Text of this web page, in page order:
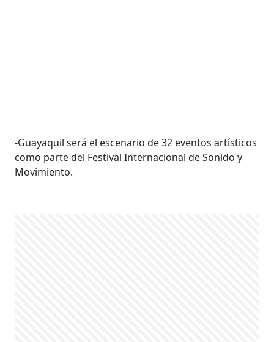
-Guayaquil será el escenario de 32 eventos artísticos
como parte del Festival Internacional de Sonido y
Movimiento.